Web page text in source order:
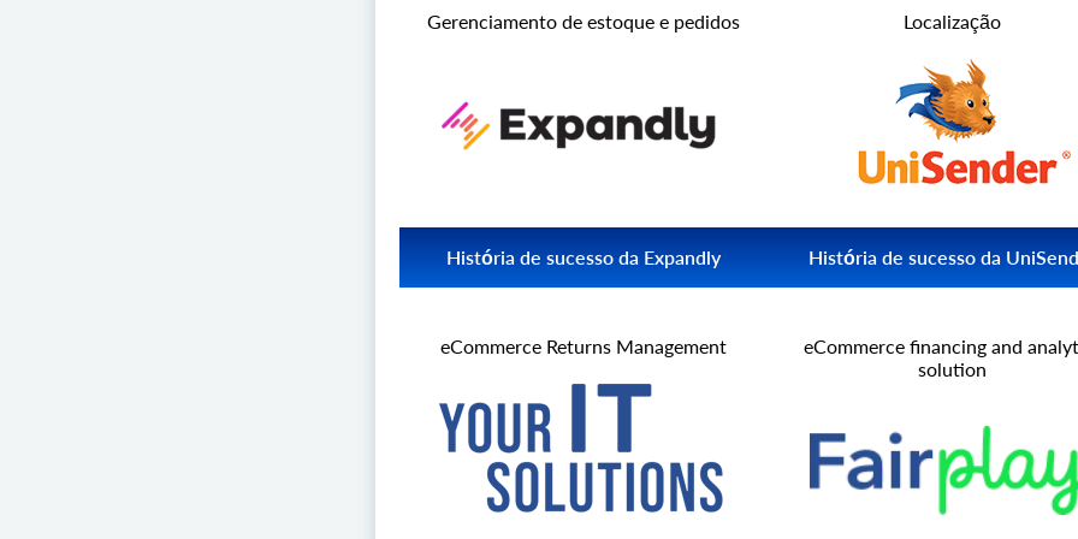
carrinhos de compras via API2Cart ajudou o
Leia maisMobiCart
de remessa popular a se integrar com
mesmo tempo e economizar tempo e
Leia mais Parcel2Courier
Gerenciamento de estoque e pedidos
História de sucesso da Expandly
plataformas de comércio eletrônico via
possibilidades de negócios.
Leia mais de forma expandida
Localização
História de sucesso da
plataformas de comércio eletrônico via
API2Cart ajudou a Unisender a se tornar
Leia mais UniSender
eCommerce Returns Management
eCommerce financing and
solution